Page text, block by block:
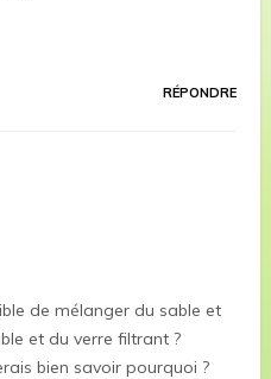
RÉPONDRE
de mélanger du sable et
et du verre filtrant ?
bien savoir pourquoi ?